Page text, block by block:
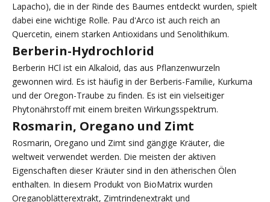
Lapacho), die in der Rinde des Baumes entdeckt wurden, spielt
dabei eine wichtige Rolle. Pau d'Arco ist auch reich an
Quercetin, einem starken Antioxidans und Senolithikum.
Berberin-Hydrochlorid
Berberin HCl ist ein Alkaloid, das aus Pflanzenwurzeln
gewonnen wird. Es ist häufig in der Berberis-Familie, Kurkuma
und der Oregon-Traube zu finden. Es ist ein vielseitiger
Phytonährstoff mit einem breiten Wirkungsspektrum.
Rosmarin, Oregano und Zimt
Rosmarin, Oregano und Zimt sind gängige Kräuter, die
weltweit verwendet werden. Die meisten der aktiven
Eigenschaften dieser Kräuter sind in den ätherischen Ölen
enthalten. In diesem Produkt von BioMatrix wurden
Oreganoblätterextrakt, Zimtrindenextrakt und